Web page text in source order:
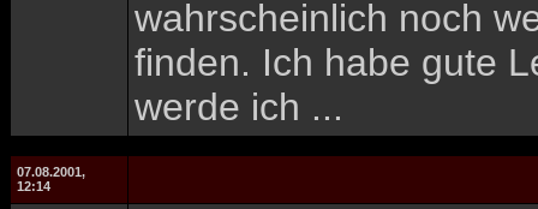
wahrscheinlich noch
finden. Ich habe gute
werde ich ...
07.08.2001,
12:14